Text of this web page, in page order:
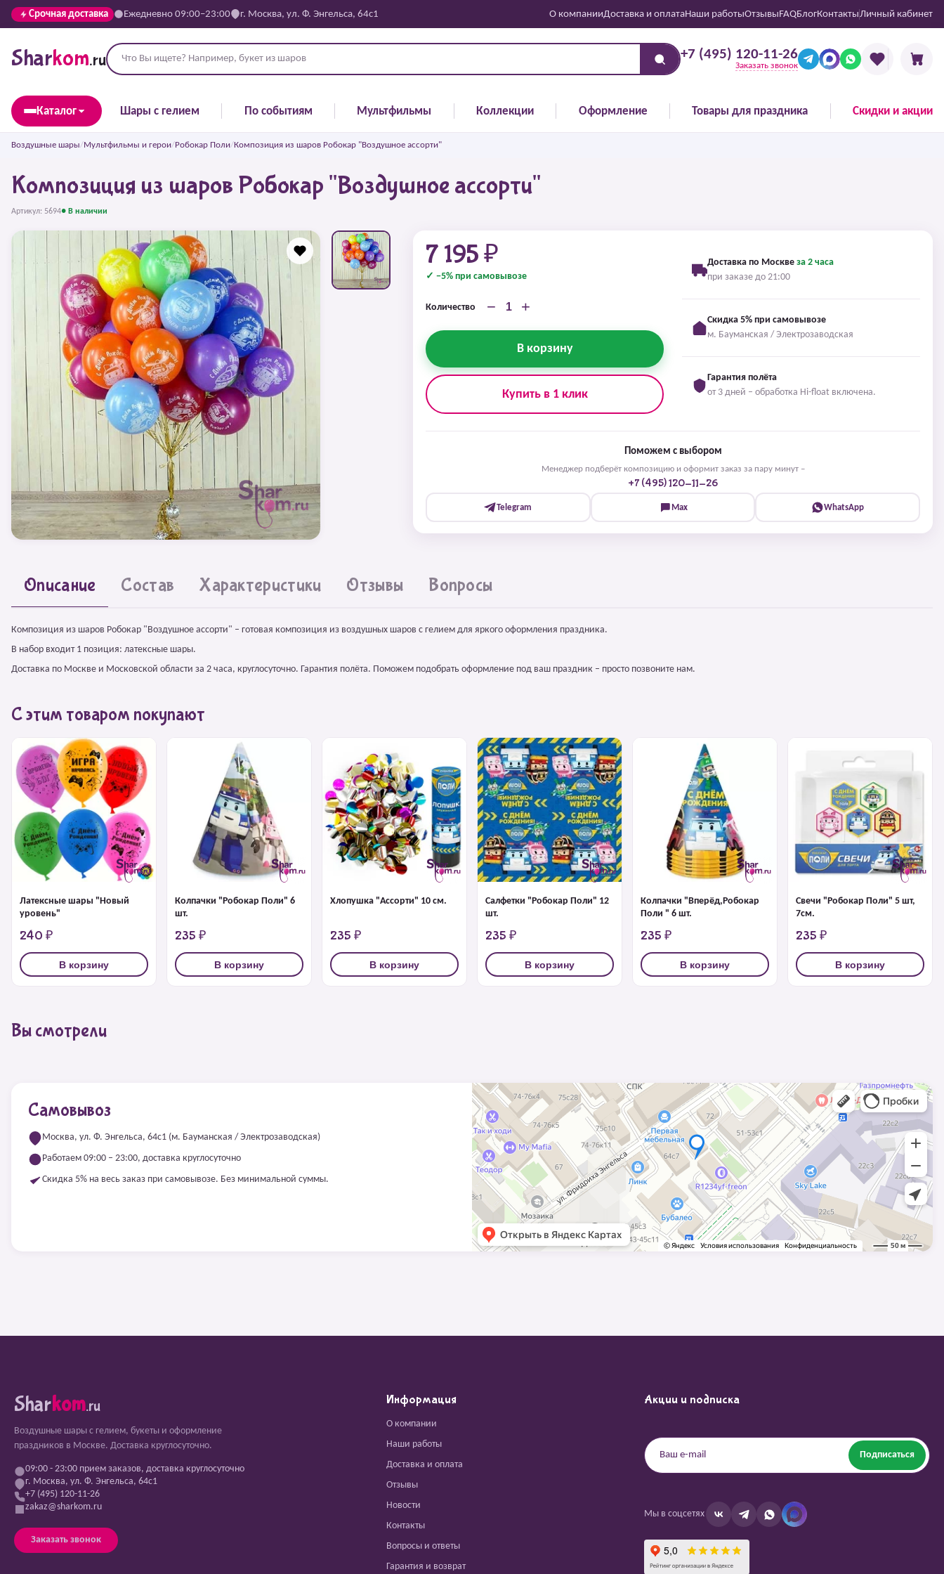
Срочная доставка Ежедневно 09:00–23:00 г. Москва, ул. Ф. Энгельса, 64с1 О компанииДоставка и оплатаНаши работыОтзывыFAQБлогКонтактыЛичный кабинет
Sharkom.ru +7 (495) 120-11-26
Заказать звонок
Каталог Шары с гелием По событиям Мультфильмы Коллекции Оформление Товары для праздника Скидки и акции
Воздушные шары/Мультфильмы и герои/Робокар Поли/Композиция из шаров Робокар "Воздушное ассорти"
Композиция из шаров Робокар "Воздушное ассорти"
Артикул: 5694● В наличии
7 195 ₽
✓ −5% при самовывозе
Количество − +
В корзину
Купить в 1 клик
Доставка по Москве за 2 часа
при заказе до 21:00
Скидка 5% при самовывозе
м. Бауманская / Электрозаводская
Гарантия полёта
от 3 дней – обработка Hi-float включена.
Поможем с выбором
Менеджер подберёт композицию и оформит заказ за пару минут –
+7 (495) 120-11-26
Telegram Max WhatsApp
Описание Состав Характеристики Отзывы Вопросы
Композиция из шаров Робокар "Воздушное ассорти" – готовая композиция из воздушных шаров с гелием для яркого оформления праздника.
В набор входит 1 позиция: латексные шары.
Доставка по Москве и Московской области за 2 часа, круглосуточно. Гарантия полёта. Поможем подобрать оформление под ваш праздник – просто позвоните нам.
С этим товаром покупают
Латексные шары "Новый
уровень"
240 ₽
В корзину
Колпачки "Робокар Поли" 6
шт.
235 ₽
В корзину
Хлопушка "Ассорти" 10 см.
235 ₽
В корзину
Салфетки "Робокар Поли" 12
шт.
235 ₽
В корзину
Колпачки "Вперёд,Робокар
Поли " 6 шт.
235 ₽
В корзину
Свечи "Робокар Поли" 5 шт,
7см.
235 ₽
В корзину
Вы смотрели
Самовывоз
Москва, ул. Ф. Энгельса, 64с1 (м. Бауманская / Электрозаводская)
Работаем 09:00 – 23:00, доставка круглосуточно
Скидка 5% на весь заказ при самовывозе. Без минимальной суммы.
Sharkom.ru
Воздушные шары с гелием, букеты и оформление
праздников в Москве. Доставка круглосуточно.
09:00 - 23:00 прием заказов, доставка круглосуточно
г. Москва, ул. Ф. Энгельса, 64с1
+7 (495) 120-11-26
zakaz@sharkom.ru
Заказать звонок
Информация
О компании
Наши работы
Доставка и оплата
Отзывы
Новости
Контакты
Вопросы и ответы
Гарантия и возврат
Акции и подписка
Подписаться
Мы в соцсетях